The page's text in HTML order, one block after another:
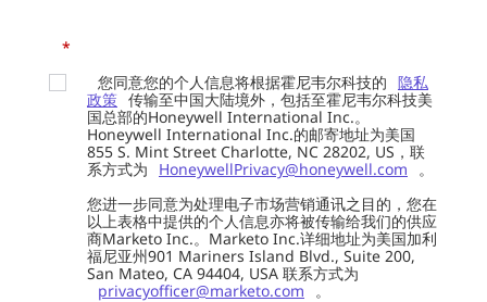
*
您同意您的个人信息将根据霍尼韦尔科技的 隐私
政策 传输至中国大陆境外，包括至霍尼韦尔科技美
国总部的Honeywell International Inc.。
Honeywell International Inc.的邮寄地址为美国
855 S. Mint Street Charlotte, NC 28202, US，联
系方式为
HoneywellPrivacy@honeywell.com
。
您进一步同意为处理电子市场营销通讯之目的，您在
以上表格中提供的个人信息亦将被传输给我们的供应
商Marketo Inc.。Marketo Inc.详细地址为美国加利
福尼亚州901 Mariners Island Blvd., Suite 200,
San Mateo, CA 94404, USA 联系方式为
privacyofficer@marketo.com
。